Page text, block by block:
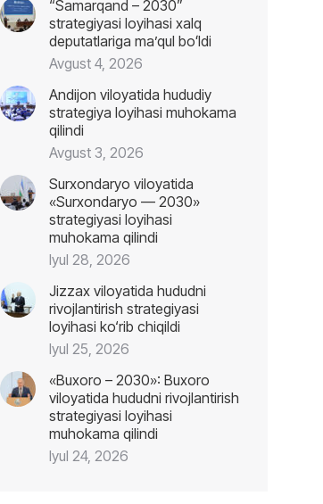
“Samarqand – 2030”
strategiyasi loyihasi xalq
deputatlariga maʼqul boʻldi
Avgust 4, 2026
Andijon viloyatida hududiy
strategiya loyihasi muhokama
qilindi
Avgust 3, 2026
Surxondaryo viloyatida
«Surxondaryo — 2030»
strategiyasi loyihasi
muhokama qilindi
Iyul 28, 2026
Jizzax viloyatida hududni
rivojlantirish strategiyasi
loyihasi ko‘rib chiqildi
Iyul 25, 2026
«Buxoro – 2030»: Buxoro
viloyatida hududni rivojlantirish
strategiyasi loyihasi
muhokama qilindi
Iyul 24, 2026